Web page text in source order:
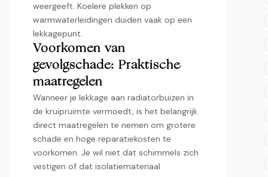
weergeeft.​ Koelere plekken op
warmwaterleidingen duiden vaak op een
lekkagepunt.​
Voorkomen van
gevolgschade: Praktische
maatregelen
Wanneer je lekkage aan radiatorbuizen in
de kruipruimte vermoedt, is het belangrijk
direct maatregelen te nemen om grotere
schade en hoge reparatiekosten te
voorkomen.​ Je wil niet dat schimmels zich
vestigen of dat isolatiemateriaal